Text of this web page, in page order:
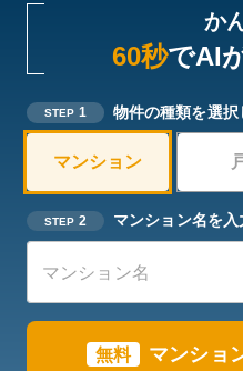
か
60秒でAI
STEP 1 物件の種類を選択
マンション
STEP 2 マンション名を
無料 マンショ